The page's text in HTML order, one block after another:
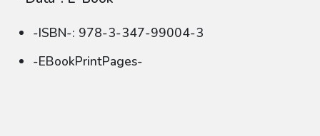
-ISBN-: 978-3-347-99004-3
-EBookPrintPages-